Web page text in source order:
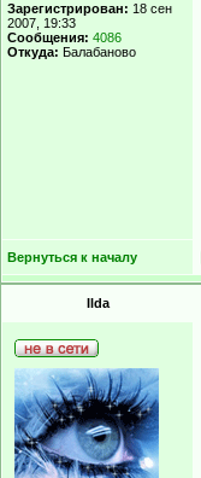
Зарегистрирован: 18 сен
2007, 19:33
Сообщения: 4086
Откуда: Балабаново
Вернуться к началу
Ilda